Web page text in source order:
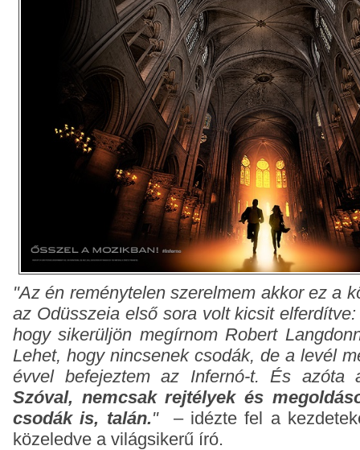
"Az én reménytelen szerelmem akkor ez a
az Odüsszeia első sora volt kicsit
hogy sikerüljön megírnom Robert
Lehet, hogy nincsenek csodák, de a levél
évvel befejeztem az Infernó-t. És azóta
Szóval, nemcsak rejtélyek és
csodák is, talán." – idézte fel a
közeledve a világsikerű író.